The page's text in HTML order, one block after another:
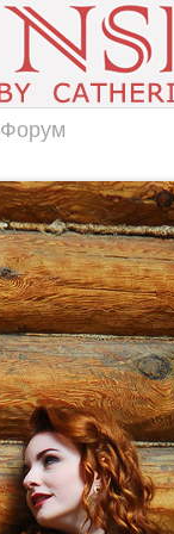
Форум